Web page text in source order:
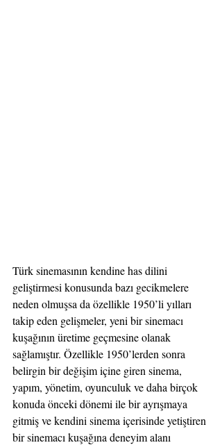
Türk sinemasının kendine has dilini
geliştirmesi konusunda bazı gecikmelere
neden olmuşsa da özellikle 1950’li yılları
takip eden gelişmeler, yeni bir sinemacı
kuşağının üretime geçmesine olanak
sağlamıştır. Özellikle 1950’lerden sonra
belirgin bir değişim içine giren sinema,
yapım, yönetim, oyunculuk ve daha birçok
konuda önceki dönemi ile bir ayrışmaya
gitmiş ve kendini sinema içerisinde yetiştiren
bir sinemacı kuşağına deneyim alanı